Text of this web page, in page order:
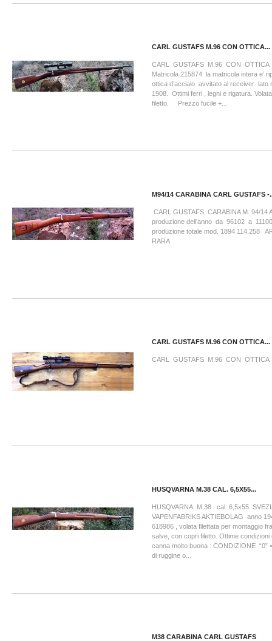
CARL GUSTAFS M.96 CON OTTICA...
CARL GUSTAFS M.96 CON
Matricola 215874 la matricola intera e’
ottica d’acciaio avvitato al receiver lato
1908. Ottimi ferri , legni e rigatura.
filetto. Prezzo fucile +...
M94/14 CARABINA CARL GUSTAFS -
CARL GUSTAFS CARABINA M. 94/14
produzione dell’anno da 96102 a
produzione totale mod. 1894 114.258
RARA
CARL GUSTAFS M.96 CON OTTICA...
CARL GUSTAFS M.96 CON
HUSQVARNA M.38 CAL. 6,5X55...
HUSQVARNA M.38 cal. 6,5x55
VAPENFABRIKS AKTIEBOLAG anno
618986 , volata filettata per montaggio
salve, con copri filetto. Ottime condizioni
canna molto buona : CONDIZIONE “0”
di ruggine o...
M38 CARABINA CARL GUSTAFS